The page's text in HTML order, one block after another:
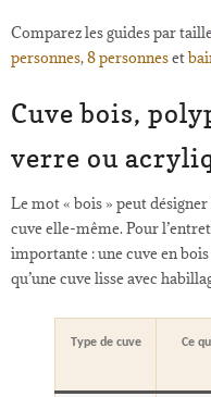
Comparez les guides par
personnes,8 personneset
Cuve bois,
verre ou
Le mot « bois » peut
cuve elle-même. Pour
importante : une cuve en
qu’une cuve lisse avec
Type de cuve Ce